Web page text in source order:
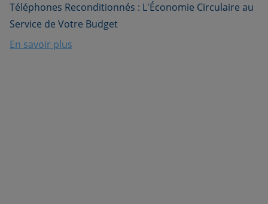
Téléphones Reconditionnés : L'Économie Circulaire au
Service de Votre Budget
En savoir plus